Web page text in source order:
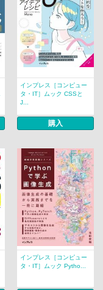
インプレス［コンピュー
タ・IT］ムック CSSと
J...
購入
インプレス［コンピュー
タ・IT］ムック Pytho...